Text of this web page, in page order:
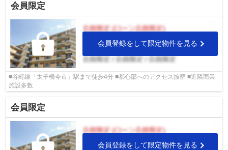
会員限定
会員登録をして限定物件を見る
■谷町線「太子橋今市」駅まで徒歩4分 ■都心部へのアクセス抜群 ■近隣商業
施設多数
会員限定
会員登録をして限定物件を見る